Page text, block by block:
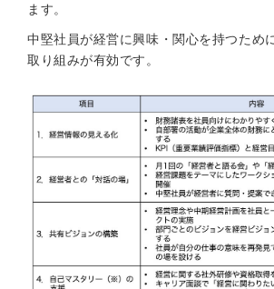
ます。
中堅社員が経営に興味・関心を持つため
取り組みが有効です。